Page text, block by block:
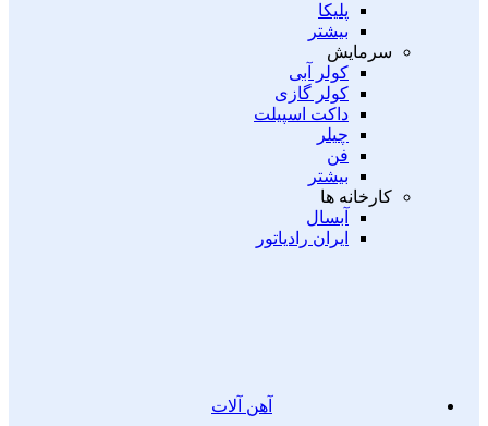
پلیکا
بیشتر
سرمایش
کولر آبی
کولر گازی
داکت اسپیلت
چیلر
فن
بیشتر
کارخانه ها
آبسال
ایران رادیاتور
آهن آلات